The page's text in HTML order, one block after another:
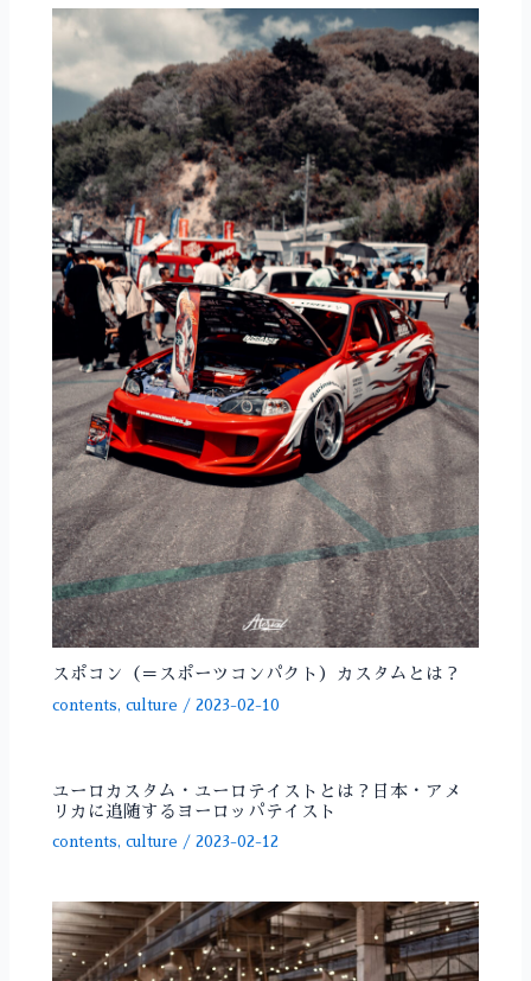
スポコン（＝スポーツコンパクト）カスタムとは？
contents,culture /2023-02-10
ユーロカスタム・ユーロテイストとは？日本・アメ
リカに追随するヨーロッパテイスト
contents,culture /2023-02-12